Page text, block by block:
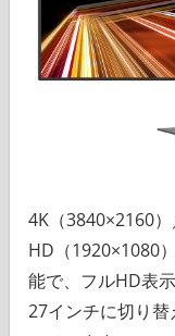
4K（3840×2160
HD（1920×1080
能で、フルHD表
27インチに切り